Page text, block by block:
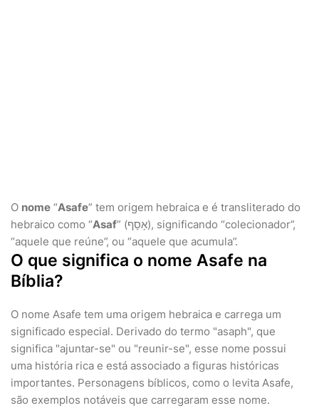
O nome “Asafe” tem origem hebraica e é transliterado do
hebraico como “Asaf” (אָסָף), significando “colecionador”,
“aquele que reúne”, ou “aquele que acumula”.
O que significa o nome Asafe na
Bíblia?
O nome Asafe tem uma origem hebraica e carrega um
significado especial. Derivado do termo "asaph", que
significa "ajuntar-se" ou "reunir-se", esse nome possui
uma história rica e está associado a figuras históricas
importantes. Personagens bíblicos, como o levita Asafe,
são exemplos notáveis que carregaram esse nome.